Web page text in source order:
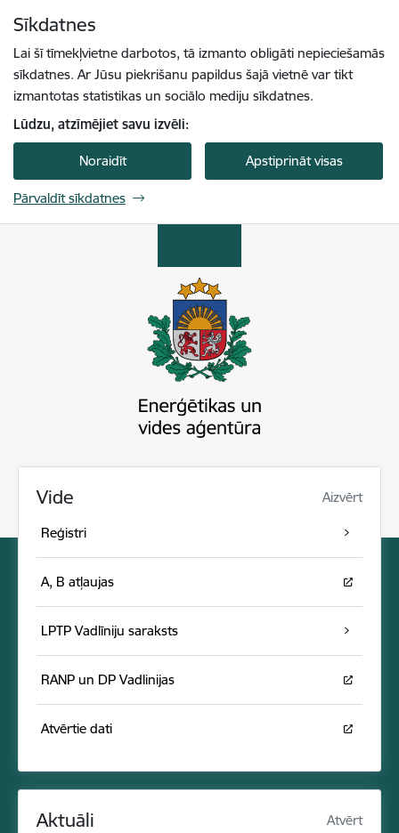
Sīkdatnes
Lai šī tīmekļvietne darbotos, tā izmanto obligāti nepieciešamās
sīkdatnes. Ar Jūsu piekrišanu papildus šajā vietnē var tikt
izmantotas statistikas un sociālo mediju sīkdatnes.
Lūdzu, atzīmējiet savu izvēli:
Noraidīt Apstiprināt visas
Pārvaldīt sīkdatnes
Vide Aizvērt
Reģistri
A, B atļaujas
LPTP Vadlīniju saraksts
RANP un DP Vadlinijas
Atvērtie dati
Aktuāli Atvērt